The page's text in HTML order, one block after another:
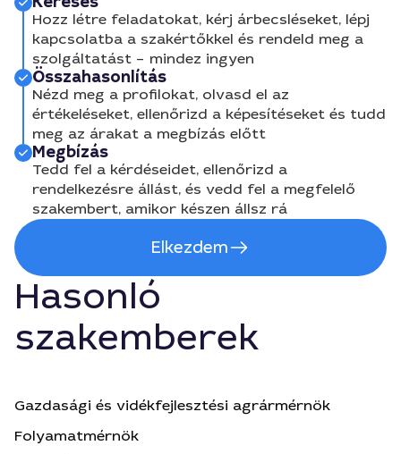
Hozz létre feladatokat, kérj árbecsléseket, lépj
kapcsolatba a szakértőkkel és rendeld meg a
szolgáltatást – mindez ingyen
Összahasonlítás
Nézd meg a profilokat, olvasd el az
értékeléseket, ellenőrizd a képesítéseket és tudd
meg az árakat a megbízás előtt
Megbízás
Tedd fel a kérdéseidet, ellenőrizd a
rendelkezésre állást, és vedd fel a megfelelő
szakembert, amikor készen állsz rá
Elkezdem
Hasonló
szakemberek
Gazdasági és vidékfejlesztési agrármérnök
Folyamatmérnök